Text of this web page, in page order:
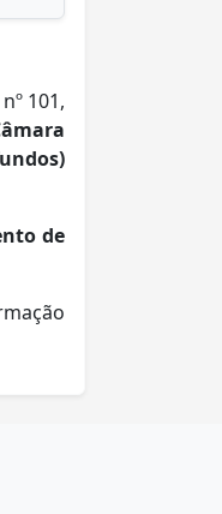
101,
de